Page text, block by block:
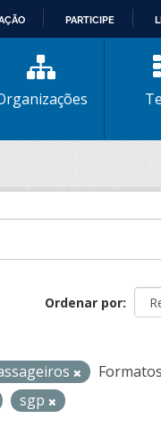
PARTICIPE
Ordenar por
sgp